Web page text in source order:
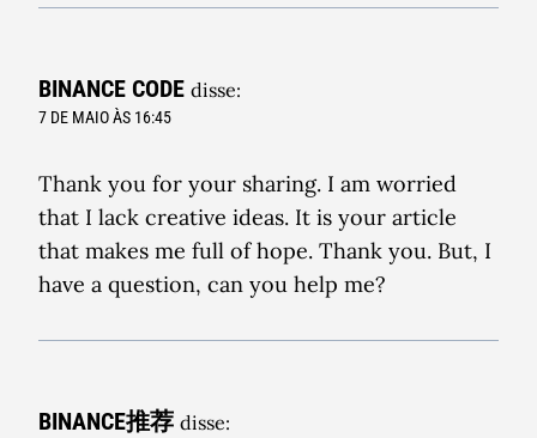
BINANCE CODE disse:
7 DE MAIO ÀS 16:45
Thank you for your sharing. I am worried
that I lack creative ideas. It is your article
that makes me full of hope. Thank you. But, I
have a question, can you help me?
BINANCE推荐 disse: